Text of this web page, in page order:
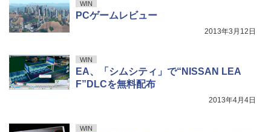
WIN
PCゲームレビュー
2013年3月12日
WIN
EA、「シムシティ」で“NISSAN LEA
F”DLCを無料配布
2013年4月4日
WIN